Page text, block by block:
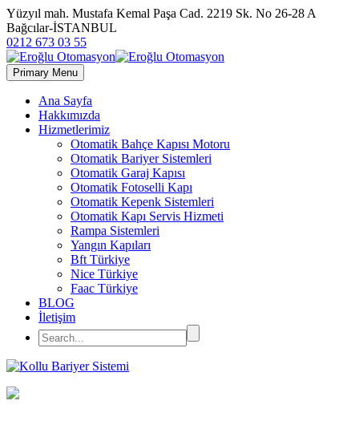
Yüzyıl mah. Mustafa Kemal Paşa Cad. 2219 Sk. No 26-28 A
Bağcılar-İSTANBUL
0212 673 03 55
Primary Menu
Ana Sayfa
Hakkımızda
Hizmetlerimiz
Otomatik Bahçe Kapısı Motoru
Otomatik Bariyer Sistemleri
Otomatik Garaj Kapısı
Otomatik Fotoselli Kapı
Otomatik Kepenk Sistemleri
Otomatik Kapı Servis Hizmeti
Rampa Sistemleri
Yangın Kapıları
Bft Türkiye
Nice Türkiye
Faac Türkiye
BLOG
İletişim